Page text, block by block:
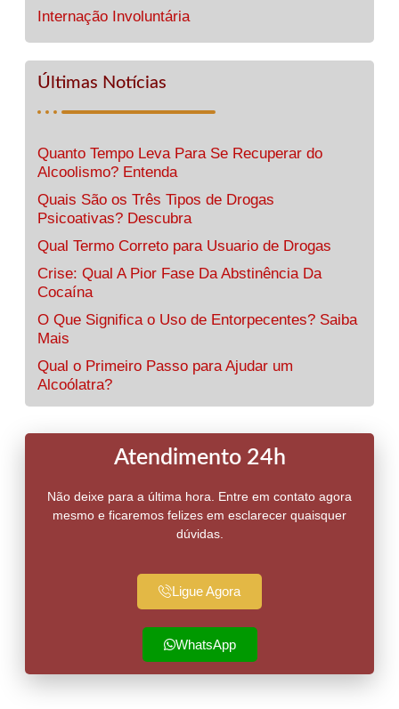
Internação Involuntária
Últimas Notícias
Quanto Tempo Leva Para Se Recuperar do
Alcoolismo? Entenda
Quais São os Três Tipos de Drogas
Psicoativas? Descubra
Qual Termo Correto para Usuario de Drogas
Crise: Qual A Pior Fase Da Abstinência Da
Cocaína
O Que Significa o Uso de Entorpecentes? Saiba
Mais
Qual o Primeiro Passo para Ajudar um
Alcoólatra?
Atendimento 24h
Não deixe para a última hora. Entre em contato agora
mesmo e ficaremos felizes em esclarecer quaisquer
dúvidas.
Ligue Agora
WhatsApp